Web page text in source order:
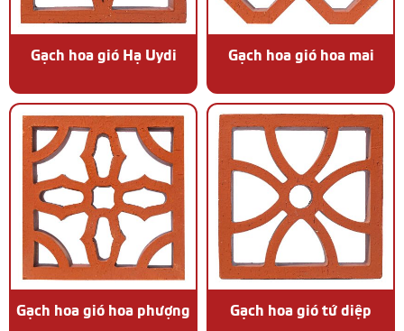
Gạch hoa gió Hạ Uydi Gạch hoa gió hoa mai
Gạch hoa gió hoa phượng Gạch hoa gió tứ diệp